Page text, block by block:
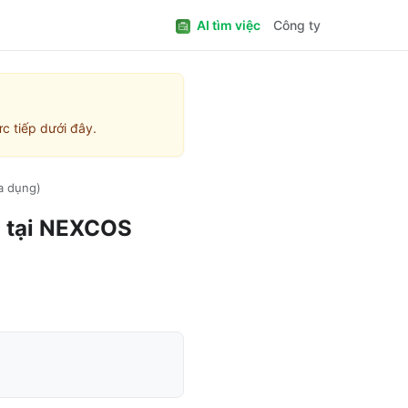
AI tìm việc Công ty
tiếp dưới đây.
dụng)
tại NEXCOS